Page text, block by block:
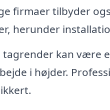
firmaer tilbyder
herunder
tagrender kan være
i højder.